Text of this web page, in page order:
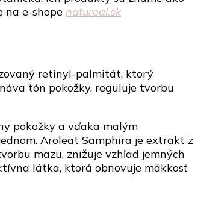
na e-shope natureal.sk
retinyl-palmitát, ktorý
tón pokožky, reguluje tvorbu
pokožky a vďaka malým
Aroleat Samphira je extrakt z
mazu, znižuje vzhľad jemných
látka, ktorá obnovuje mäkkosť